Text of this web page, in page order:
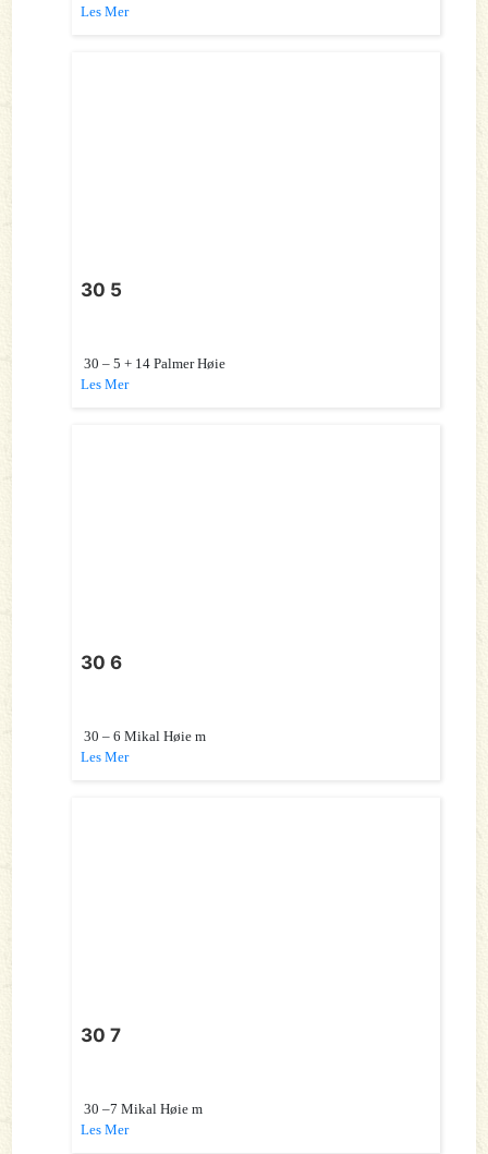
Les Mer
30 5
30 – 5 + 14 Palmer Høie
Les Mer
30 6
30 – 6 Mikal Høie m
Les Mer
30 7
30 –7 Mikal Høie m
Les Mer